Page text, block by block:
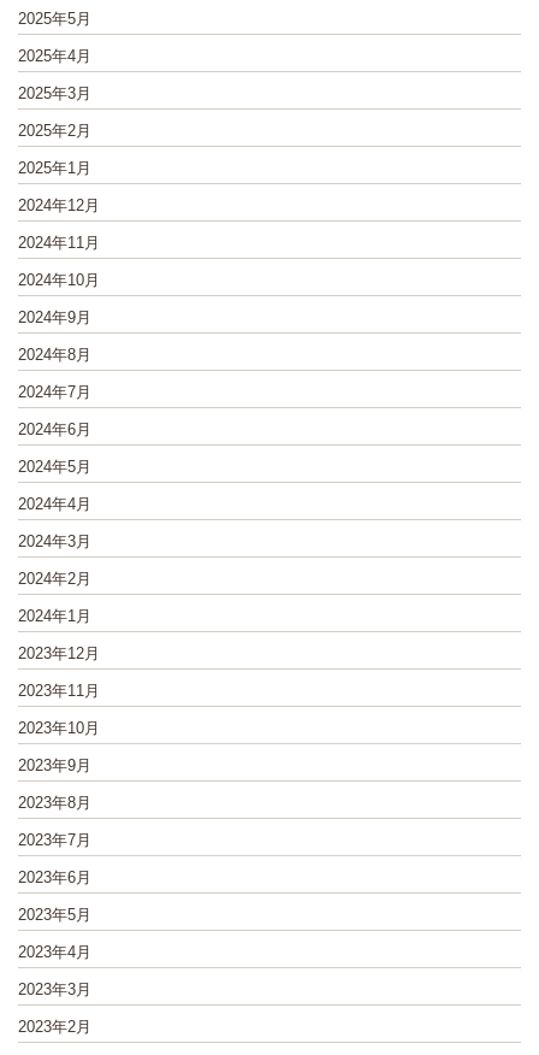
2025年5月
2025年4月
2025年3月
2025年2月
2025年1月
2024年12月
2024年11月
2024年10月
2024年9月
2024年8月
2024年7月
2024年6月
2024年5月
2024年4月
2024年3月
2024年2月
2024年1月
2023年12月
2023年11月
2023年10月
2023年9月
2023年8月
2023年7月
2023年6月
2023年5月
2023年4月
2023年3月
2023年2月